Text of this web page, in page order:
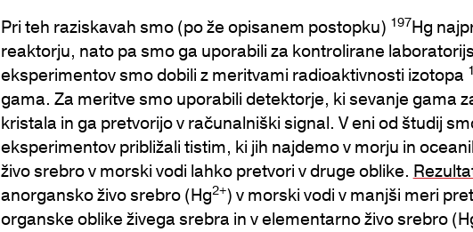
Pri teh raziskavah smo (po že opisanem postopku) 197Hg
reaktorju, nato pa smo ga uporabili za kontrolirane
eksperimentov smo dobili z meritvami radioaktivnosti izotopa
gama. Za meritve smo uporabili detektorje, ki sevanje gama
kristala in ga pretvorijo v računalniški signal. V eni od študij
eksperimentov približali tistim, ki jih najdemo v morju in
živo srebro v morski vodi lahko pretvori v druge oblike.
anorgansko živo srebro (Hg2+) v morski vodi v manjši meri
organske oblike živega srebra in v elementarno živo srebro